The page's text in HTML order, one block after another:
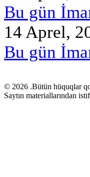
Bu gün
14 Aprel,
Bu gün
© 2026 .Bütün hüquqlar
Saytın materiallarından